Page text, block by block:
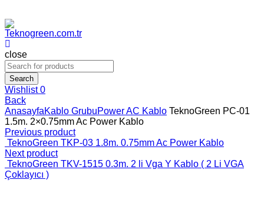
close
Search
Wishlist0
Back
AnasayfaKablo GrubuPower AC Kablo TeknoGreen PC-01
1.5m. 2×0.75mm Ac Power Kablo
Previous product
TeknoGreen TKP-03 1.8m. 0.75mm Ac Power Kablo
Next product
TeknoGreen TKV-1515 0.3m. 2 li Vga Y Kablo ( 2 Li VGA
Çoklayıcı )